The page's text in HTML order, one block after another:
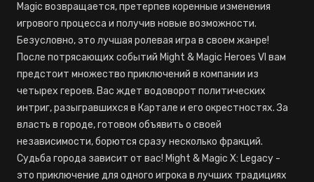
Magic возвращается, претерпев коренные изменения
игрового процесса и получив новые возможности.
Безусловно, это лучшая ролевая игра в своем жанре!
После потрясающих событий Might & Magic Heroes VI вам
предстоит множество приключений в компании из
четырех героев. Вас ждет водоворот политических
интриг, разыгравшихся в Картале и его окрестностях. За
власть в городе, готовом объявить о своей
независимости, борются сразу несколько фракций.
Судьба города зависит от вас! Might & Magic X: Legacy -
это приключение для одного игрока в лучших традициях